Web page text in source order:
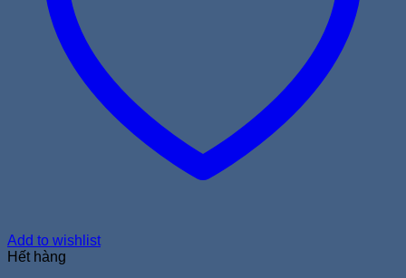
Add to wishlist
Hết hàng